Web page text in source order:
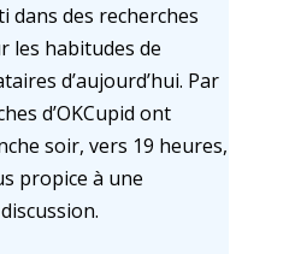
dans des recherches
les habitudes de
d’aujourd’hui. Par
d’OKCupid ont
soir, vers 19 heures,
propice à une